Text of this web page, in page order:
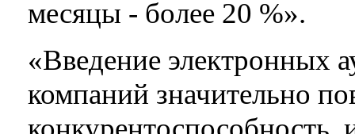
месяцы - более 20 %».
«Введение электронных
компаний значительно